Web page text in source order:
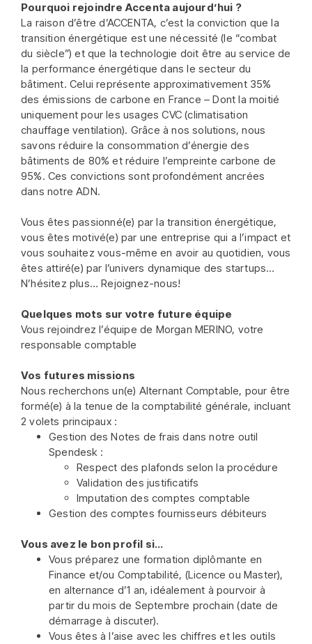
Pourquoi rejoindre Accenta aujourd’hui ?
La raison d’être d’ACCENTA, c’est la conviction que la
transition énergétique est une nécessité (le “combat
du siècle”) et que la technologie doit être au service de
la performance énergétique dans le secteur du
bâtiment. Celui représente approximativement 35%
des émissions de carbone en France – Dont la moitié
uniquement pour les usages CVC (climatisation
chauffage ventilation). Grâce à nos solutions, nous
savons réduire la consommation d’énergie des
bâtiments de 80% et réduire l’empreinte carbone de
95%. Ces convictions sont profondément ancrées
dans notre ADN.
Vous êtes passionné(e) par la transition énergétique,
vous êtes motivé(e) par une entreprise qui a l’impact et
vous souhaitez vous-même en avoir au quotidien, vous
êtes attiré(e) par l’univers dynamique des startups…
N’hésitez plus… Rejoignez-nous!
Quelques mots sur votre future équipe
Vous rejoindrez l’équipe de Morgan MERINO, votre
responsable comptable
Vos futures missions
Nous recherchons un(e) Alternant Comptable, pour être
formé(e) à la tenue de la comptabilité générale, incluant
2 volets principaux :
Gestion des Notes de frais dans notre outil
Spendesk :
Respect des plafonds selon la procédure
Validation des justificatifs
Imputation des comptes comptable
Gestion des comptes fournisseurs débiteurs
Vous avez le bon profil si…
Vous préparez une formation diplômante en
Finance et/ou Comptabilité, (Licence ou Master),
en alternance d’1 an, idéalement à pourvoir à
partir du mois de Septembre prochain (date de
démarrage à discuter).
Vous êtes à l’aise avec les chiffres et les outils